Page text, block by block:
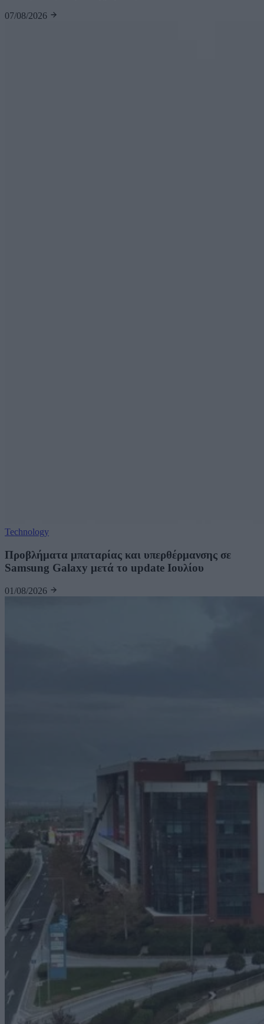
07/08/2026
Technology
Προβλήματα μπαταρίας και υπερθέρμανσης σε
Samsung Galaxy μετά το update Ιουλίου
01/08/2026